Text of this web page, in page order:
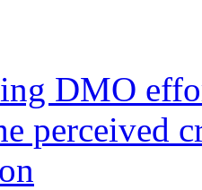
DMO
perceived